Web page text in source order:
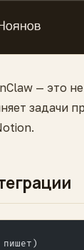
— это
задачи